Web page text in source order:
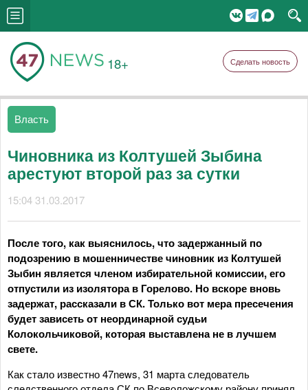
18+ Сделать новость
Власть
Чиновника из Колтушей Зыбина
арестуют второй раз за сутки
15:04 31.03.2017
После того, как выяснилось, что задержанный по
подозрению в мошенничестве чиновник из Колтушей
Зыбин является членом избирательной комиссии, его
отпустили из изолятора в Горелово. Но вскоре вновь
задержат, рассказали в СК. Только вот мера пресечения
будет зависеть от неординарной судьи
Колокольчиковой, которая выставлена не в лучшем
свете.
Как стало известно 47news, 31 марта следователь